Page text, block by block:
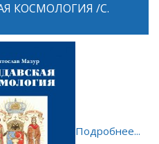
КОСМОЛОГИЯ /С.
Подробнее...